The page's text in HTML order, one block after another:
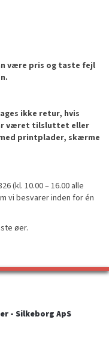
være pris og taste fejl
ikke retur, hvis
været tilsluttet eller
printplader, skærme
(kl. 10.00 – 16.00 alle
vi besvarer inden for én
øer.
- Silkeborg ApS